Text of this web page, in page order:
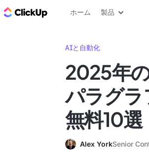
ClickUp ブログ
ホーム 製品
AIと自動化
2025年
パラグラ
無料10選
Alex YorkSenior